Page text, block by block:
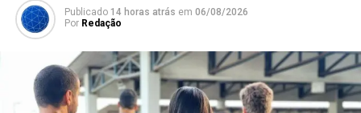
Publicado 14 horas atrás em 06/08/2026
Por Redação